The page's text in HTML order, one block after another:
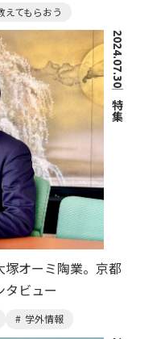
えてもらおう
2024.07.30
特集
オーミ陶業。京都
タビュー
学外情報